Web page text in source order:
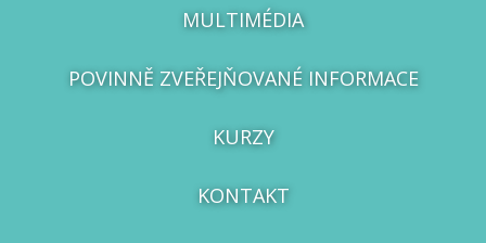
MULTIMÉDIA
POVINNĚ ZVEŘEJŇOVANÉ INFORMACE
KURZY
KONTAKT